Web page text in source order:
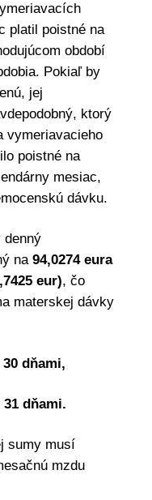
platil poistné na
období
Pokiaľ by
jej
ktorý
vymeriavacieho
poistné na
mesiac,
dávku.
denný
na 94,0274 eura
eur), čo
materskej dávky
30 dňami,
31 dňami.
sumy musí
mzdu